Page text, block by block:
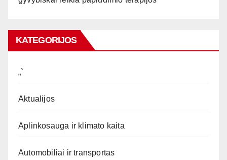
KATEGORIJOS
„`
Aktualijos
Aplinkosauga ir klimato kaita
Automobiliai ir transportas